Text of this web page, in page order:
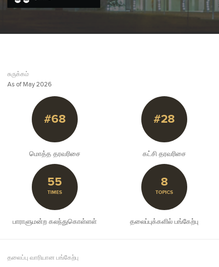
சுருக்கம்
As of May 2026
#68
மொத்த தரவரிசை
#28
கட்சி தரவரிசை
55
TIMES
பாராளுமன்ற கலந்துகொள்ளள்
8
TOPICS
தலைப்புக்களில் பங்கேற்பு
தலைப்பு வாரியான பங்கேற்பு